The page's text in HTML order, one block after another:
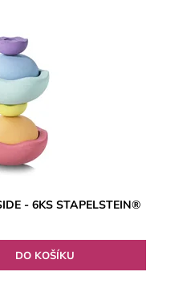
- 6KS STAPELSTEIN®